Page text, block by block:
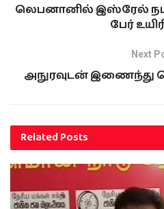
லெபனானில் இஸ்ரேல்
பேர்
Next
அநுரவுடன் இணைந்து
RelatedPosts